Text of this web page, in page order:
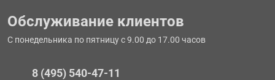
Обслуживание клиентов
С понедельника по пятницу с 9.00 до 17.00 часов
8 (495) 540-47-11